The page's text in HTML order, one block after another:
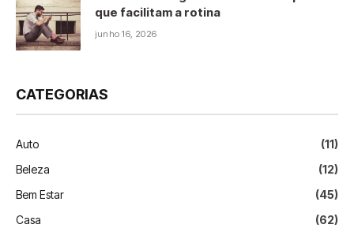
que facilitam a rotina
junho 16, 2026
CATEGORIAS
Auto
(11)
Beleza
(12)
Bem Estar
(45)
Casa
(62)